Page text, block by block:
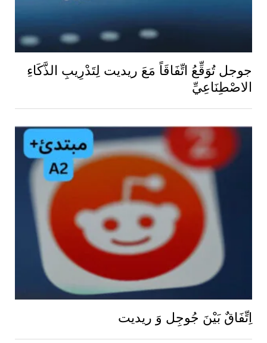
جوجل تُوَقِّعُ اتِّفَاقَاً مَعَ ريديت لِتَدْرِيبِ الذَّكَاءِ
الاصْطِنَاعِيِّ
اِتِّفَاقٌ بَيْنَ جُوجِل وَ ريديت